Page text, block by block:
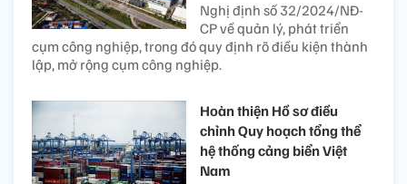
Nghị định số 32/2024/NĐ-
CP về quản lý, phát triển
cụm công nghiệp, trong đó quy định rõ điều kiện thành
lập, mở rộng cụm công nghiệp.
Hoàn thiện Hồ sơ điều
chỉnh Quy hoạch tổng thể
hệ thống cảng biển Việt
Nam